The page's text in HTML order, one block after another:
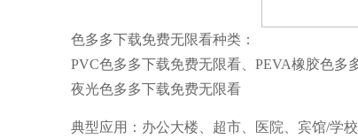
色多多下载免费无限看种类：
PVC色多多下载免费无限看、PEVA橡胶色多
夜光色多多下载免费无限看
典型应用：办公大楼、超市、医院、宾馆/学